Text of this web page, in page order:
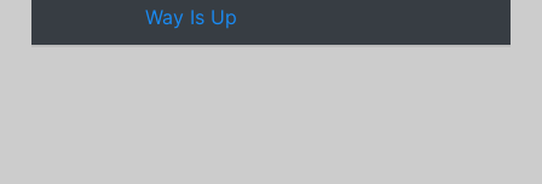
Way Is Up